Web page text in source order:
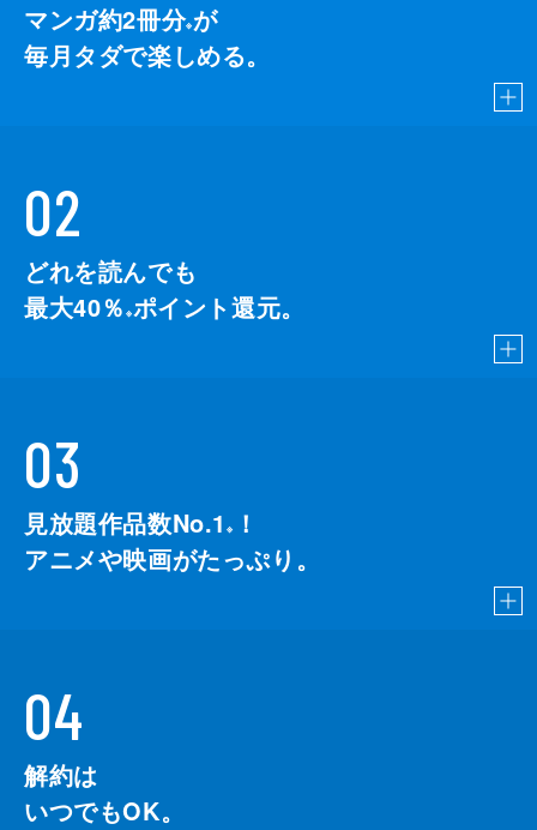
マンガ約2冊分※が
毎月タダで楽しめる。
02
どれを読んでも
最大40％ ※ポイント還元。
03
見放題作品数No.1 ※
！
アニメや映画がたっぷり。
04
解約は
いつでもOK。